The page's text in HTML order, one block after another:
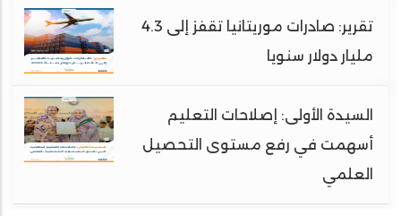
تقرير: صادرات موريتانيا تقفز إلى 4.3
مليار دولار سنويا
السيدة الأولى: إصلاحات التعليم
أسهمت في رفع مستوى التحصيل
العلمي